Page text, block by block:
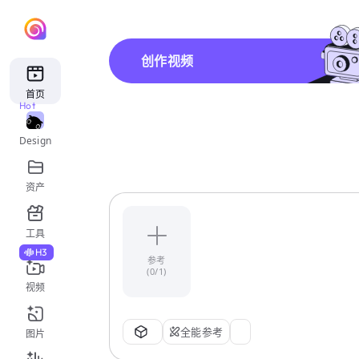
首页
Design
Hot
资产
工具
视频
H3
图片
创作视频
参考
(0/1)
全能参考